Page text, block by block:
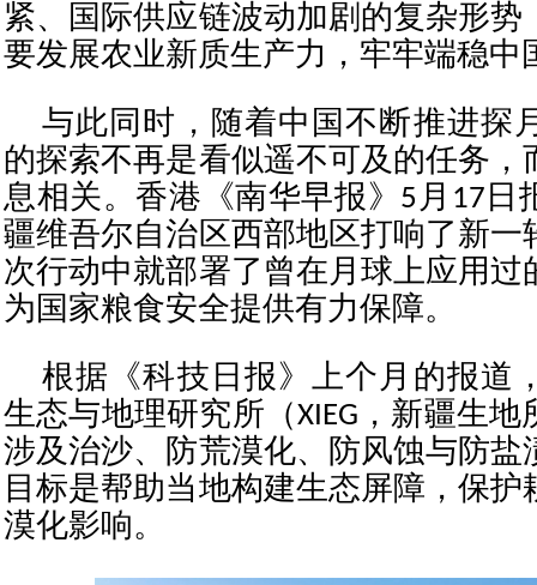
紧、国际供应链波动加剧的复杂形势
要发展农业新质生产力，牢牢端稳中
与此同时，随着中国不断推进探
的探索不再是看似遥不可及的任务，
息相关。香港《南华早报》5月17日
疆维吾尔自治区西部地区打响了新一
次行动中就部署了曾在月球上应用过
为国家粮食安全提供有力保障。
根据《科技日报》上个月的报道
生态与地理研究所（XIEG，新疆生
涉及治沙、防荒漠化、防风蚀与防盐
目标是帮助当地构建生态屏障，保护
漠化影响。